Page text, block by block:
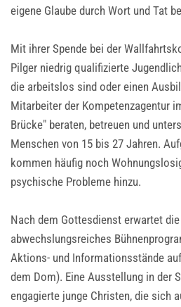
eigene Glaube durch Wort und Tat
Mit ihrer Spende bei der
Pilger niedrig qualifizierte
die arbeitslos sind oder einen
Mitarbeiter der Kompetenzagentur
Brücke" beraten, betreuen und
Menschen von 15 bis 27 Jahren.
kommen häufig noch
psychische Probleme hinzu.
Nach dem Gottesdienst erwartet
abwechslungsreiches
Aktions- und Informationsstände
dem Dom). Eine Ausstellung in der
engagierte junge Christen, die sich